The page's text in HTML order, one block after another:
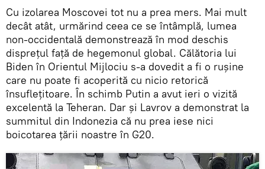
Cu izolarea Moscovei tot nu a prea mers. Mai mult
decât atât, urmărind ceea ce se întâmplă, lumea
non-occidentală demonstrează în mod deschis
disprețul față de hegemonul global. Călătoria lui
Biden în Orientul Mijlociu s-a dovedit a fi o rușine
care nu poate fi acoperită cu nicio retorică
însuflețitoare. În schimb Putin a avut ieri o vizită
excelentă la Teheran. Dar și Lavrov a demonstrat la
summitul din Indonezia că nu prea iese nici
boicotarea țării noastre în G20.